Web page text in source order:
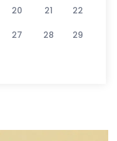
20 21 22
27 28 29